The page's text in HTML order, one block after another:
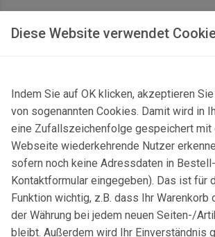
Diese Website verwendet
Indem Sie auf OK klicken, akzeptieren
von sogenannten Cookies. Damit wird in
eine Zufallszeichenfolge gespeichert mit
Webseite wiederkehrende Nutzer
sofern noch keine Adressdaten in
Kontaktformular eingegeben). Das ist für
Funktion wichtig, z.B. dass Ihr Warenkorb
der Währung bei jedem neuen Seiten-/
bleibt. Außerdem wird Ihr Einverständnis
Kontaktformular &
Gersbach 10, 74589 Satteldorf,
mail@topgeo.com
+49 7950 1345